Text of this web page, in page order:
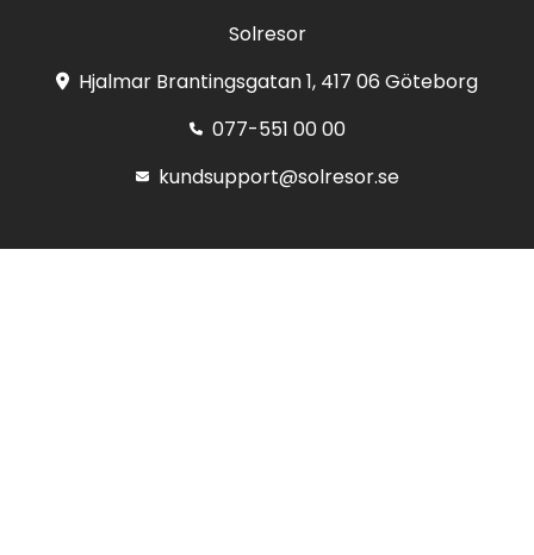
Solresor
Hjalmar Brantingsgatan 1, 417 06 Göteborg
077-551 00 00
kundsupport@solresor.se